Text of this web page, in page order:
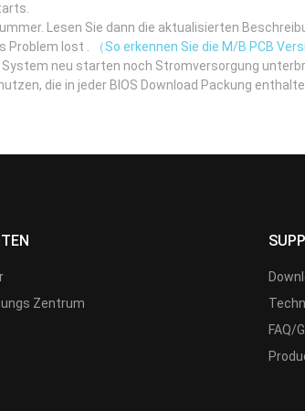
Lesen Sie dann die aktualisierten
Problem lost .
（So erkennen Sie die M/B PCB
neu starten noch Stromversorgung
die in jeder BIOS Download Packung
Zentrum
FAQ/